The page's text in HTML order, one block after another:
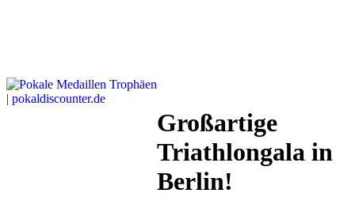
Großartige
Triathlongala in
Berlin!